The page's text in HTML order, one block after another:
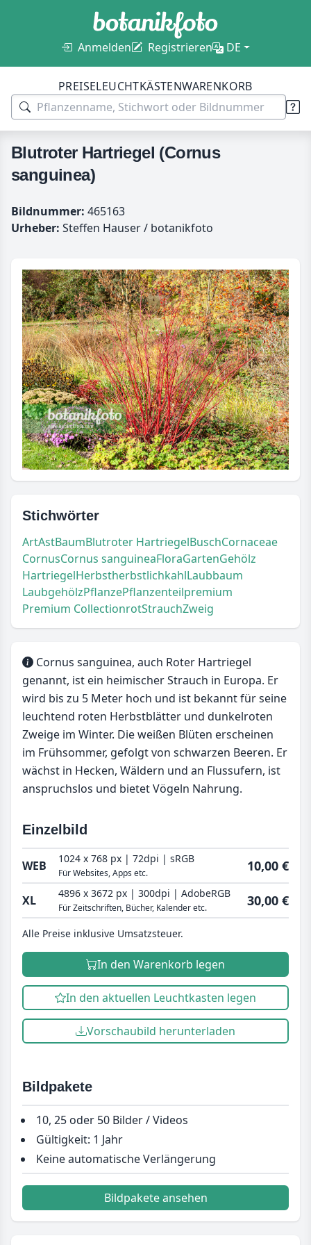
Anmelden Registrieren DE
PREISELEUCHTKÄSTENWARENKORB
Blutroter Hartriegel (Cornus
sanguinea)
Bildnummer: 465163
Urheber: Steffen Hauser / botanikfoto
Stichwörter
ArtAstBaumBlutroter HartriegelBuschCornaceae
CornusCornus sanguineaFloraGartenGehölz
HartriegelHerbstherbstlichkahlLaubbaum
LaubgehölzPflanzePflanzenteilpremium
Premium CollectionrotStrauchZweig
Cornus sanguinea, auch Roter Hartriegel
genannt, ist ein heimischer Strauch in Europa. Er
wird bis zu 5 Meter hoch und ist bekannt für seine
leuchtend roten Herbstblätter und dunkelroten
Zweige im Winter. Die weißen Blüten erscheinen
im Frühsommer, gefolgt von schwarzen Beeren. Er
wächst in Hecken, Wäldern und an Flussufern, ist
anspruchslos und bietet Vögeln Nahrung.
Einzelbild
WEB 1024 x 768 px | 72dpi | sRGB
Für Websites, Apps etc. 10,00 €
XL 4896 x 3672 px | 300dpi | AdobeRGB
Für Zeitschriften, Bücher, Kalender etc. 30,00 €
Alle Preise inklusive Umsatzsteuer.
In den Warenkorb legen
In den aktuellen Leuchtkasten legen
Vorschaubild herunterladen
Bildpakete
10, 25 oder 50 Bilder / Videos
Gültigkeit: 1 Jahr
Keine automatische Verlängerung
Bildpakete ansehen